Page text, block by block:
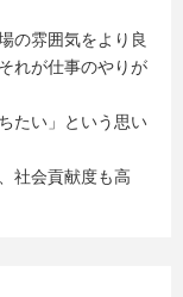
の雰囲気をより良
れが仕事のやりが
たい」という思い
社会貢献度も高